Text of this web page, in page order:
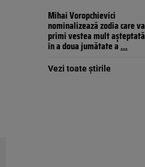
Mihai Voropchievici
nominalizează zodia care va
primi vestea mult așteptată
în a doua jumătate a...
Vezi toate știrile